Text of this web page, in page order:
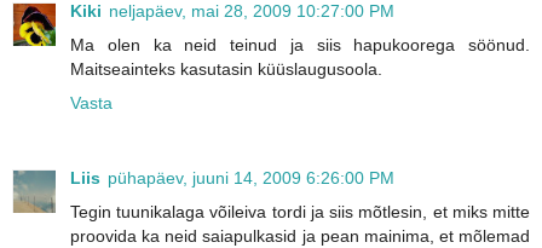
Kiki neljapäev, mai 28, 2009 10:27:00 PM
Ma olen ka neid teinud ja siis hapukoorega söönud.
Maitseainteks kasutasin küüslaugusoola.
Vasta
Liis pühapäev, juuni 14, 2009 6:26:00 PM
Tegin tuunikalaga võileiva tordi ja siis mõtlesin, et miks mitte
proovida ka neid saiapulkasid ja pean mainima, et mõlemad